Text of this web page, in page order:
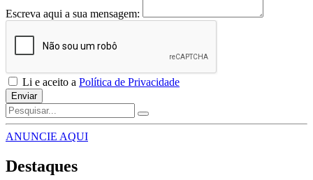
Escreva aqui a sua mensagem:
Li e aceito a Política de Privacidade
Enviar
ANUNCIE AQUI
Destaques